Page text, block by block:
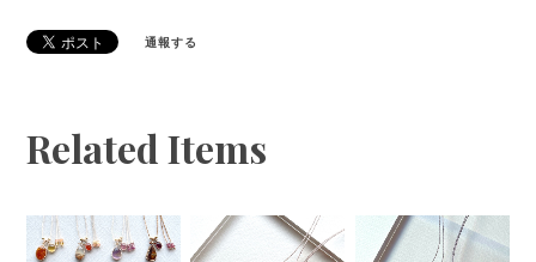
通報する
Related Items